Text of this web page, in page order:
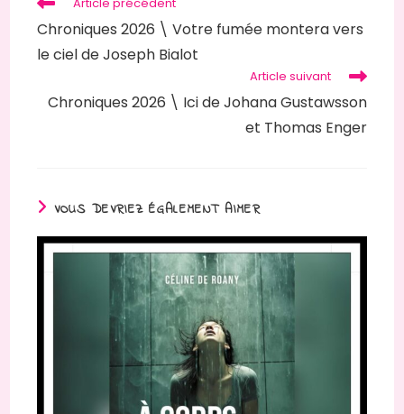
Article précédent
Chroniques 2026 \ Votre fumée montera vers
le ciel de Joseph Bialot
Article suivant
Chroniques 2026 \ Ici de Johana Gustawsson
et Thomas Enger
VOUS DEVRIEZ ÉGALEMENT AIMER